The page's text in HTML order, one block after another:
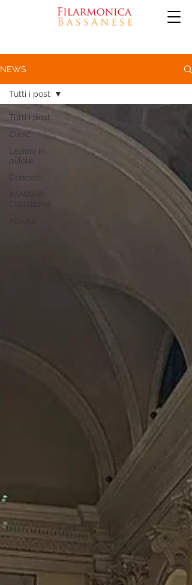
NEWS
Tutti i post
Clinic
Lezioni in
pillole
Concerti
YAMAHA
ClassBand
Tutti i post